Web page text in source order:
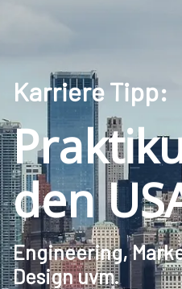
Karriere Tipp:
den
Engineering,
Design uvm.